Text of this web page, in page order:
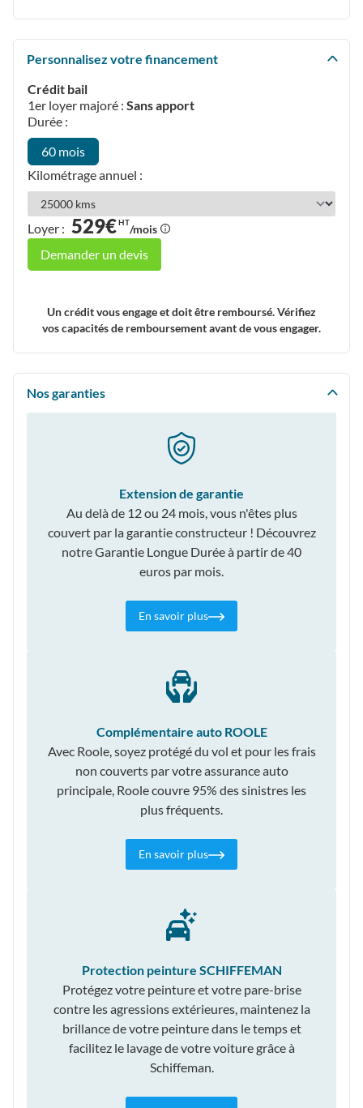
Personnalisez votre financement
Crédit bail
1er loyer majoré : Sans apport
Durée :
60 mois
Kilométrage annuel :
Loyer : 529€HT/mois
Demander un devis
Un crédit vous engage et doit être remboursé. Vérifiez
vos capacités de remboursement avant de vous engager.
Nos garanties
Extension de garantie
Au delà de 12 ou 24 mois, vous n'êtes plus
couvert par la garantie constructeur ! Découvrez
notre Garantie Longue Durée à partir de 40
euros par mois.
En savoir plus
Complémentaire auto ROOLE
Avec Roole, soyez protégé du vol et pour les frais
non couverts par votre assurance auto
principale, Roole couvre 95% des sinistres les
plus fréquents.
En savoir plus
Protection peinture SCHIFFEMAN
Protégez votre peinture et votre pare-brise
contre les agressions extérieures, maintenez la
brillance de votre peinture dans le temps et
facilitez le lavage de votre voiture grâce à
Schiffeman.